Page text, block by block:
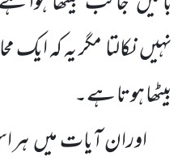
نہیںنکالتامگر یہ کہایک
بیٹھا ہوتا ہے۔
اوران آیات میںہر